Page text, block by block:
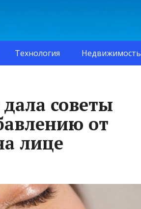
Технология Недвижимость
советы
от
лице